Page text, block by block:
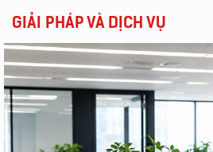
GIẢI PHÁP VÀ DỊCH VỤ